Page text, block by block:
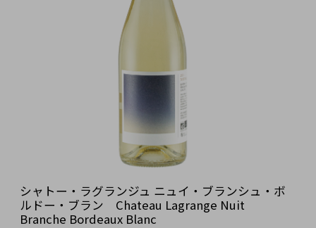
シャトー・ラグランジュ ニュイ・ブランシュ・ボ
ルドー・ブラン Chateau Lagrange Nuit
Branche Bordeaux Blanc